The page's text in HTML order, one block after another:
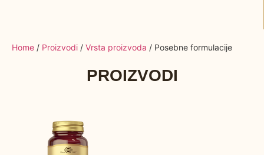
Home / Proizvodi / Vrsta proizvoda / Posebne formulacije
PROIZVODI